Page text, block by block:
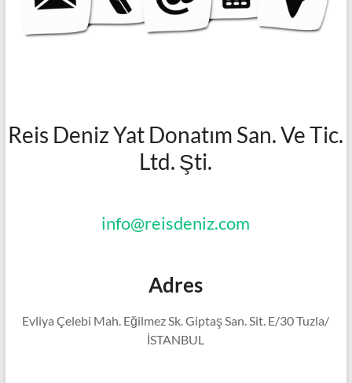
Reis Deniz Yat Donatım San. Ve Tic.
Ltd. Şti.
info@reisdeniz.com
Adres
Evliya Çelebi Mah. Eğilmez Sk. Giptaş San. Sit. E/30 Tuzla/
İSTANBUL